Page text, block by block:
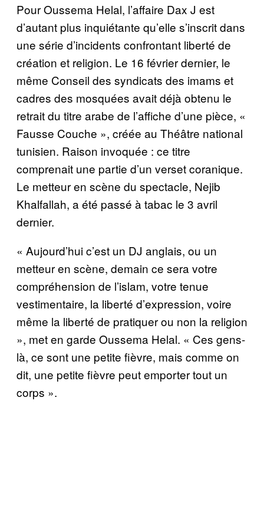
Pour Oussema Helal, l’affaire Dax J est
d’autant plus inquiétante qu’elle s’inscrit dans
une série d’incidents confrontant liberté de
création et religion. Le 16 février dernier, le
même Conseil des syndicats des imams et
cadres des mosquées avait déjà obtenu le
retrait du titre arabe de l’affiche d’une pièce, «
Fausse Couche », créée au Théâtre national
tunisien. Raison invoquée : ce titre
comprenait une partie d’un verset coranique.
Le metteur en scène du spectacle, Nejib
Khalfallah, a été passé à tabac le 3 avril
dernier.
« Aujourd’hui c’est un DJ anglais, ou un
metteur en scène, demain ce sera votre
compréhension de l’islam, votre tenue
vestimentaire, la liberté d’expression, voire
même la liberté de pratiquer ou non la religion
», met en garde Oussema Helal. « Ces gens-
là, ce sont une petite fièvre, mais comme on
dit, une petite fièvre peut emporter tout un
corps ».